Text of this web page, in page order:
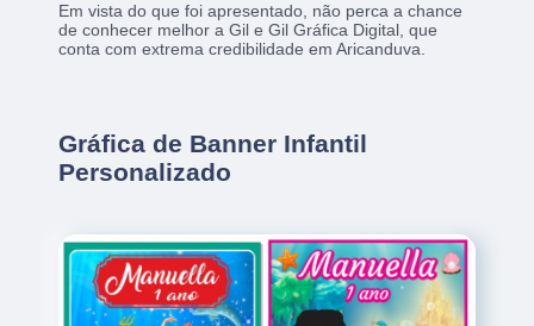
Em vista do que foi apresentado, não perca a chance
de conhecer melhor a Gil e Gil Gráfica Digital, que
conta com extrema credibilidade em Aricanduva.
Gráfica de Banner Infantil
Personalizado